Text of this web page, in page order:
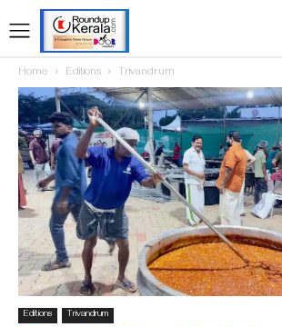
Home Editions Trivandrum
Editions Trivandrum